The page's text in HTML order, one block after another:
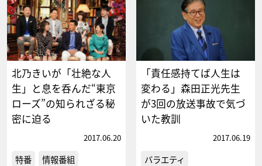
北乃きいが「壮絶な人
生」と息を呑んだ“東京
ローズ”の知られざる秘
密に迫る
2017.06.20
特番 情報番組
「責任感持てば人生は
変わる」森田正光先生
が3回の放送事故で気づ
いた教訓
2017.06.19
バラエティ